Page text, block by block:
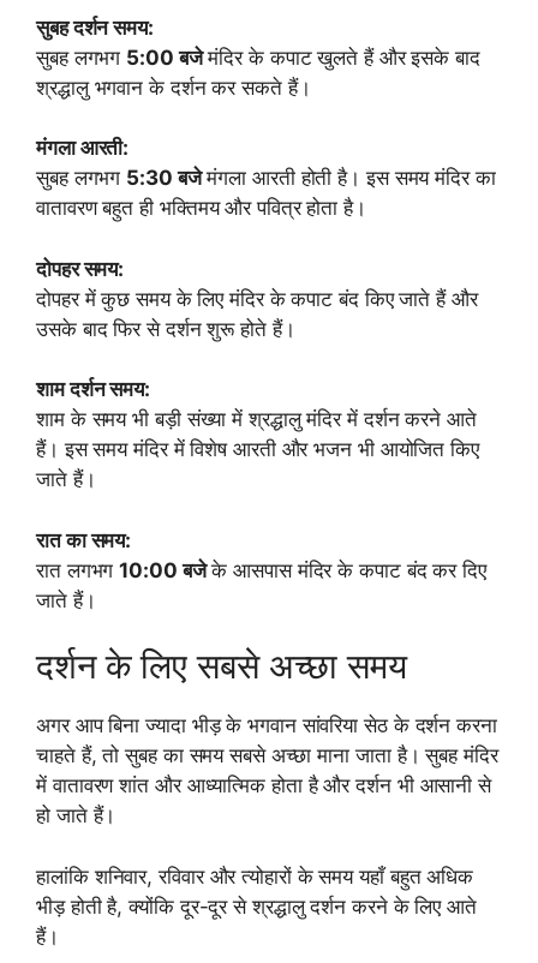
सुबह दर्शन समय:
सुबह लगभग 5:00 बजेमंदिर के कपाट खुलते हैं और इसके बाद
श्रद्धालु भगवान के दर्शन कर सकते हैं।
मंगला आरती:
सुबह लगभग 5:30 बजेमंगला आरती होती है। इस समय मंदिर का
वातावरण बहुत ही भक्तिमय और पवित्र होता है।
दोपहर समय:
दोपहर में कुछ समय के लिए मंदिर के कपाट बंद किए जाते हैं और
उसके बाद फिर से दर्शन शुरू होते हैं।
शाम दर्शन समय:
शाम के समय भी बड़ी संख्या में श्रद्धालु मंदिर में दर्शन करने आते
हैं। इस समय मंदिर में विशेष आरती और भजन भी आयोजित किए
जाते हैं।
रात का समय:
रात लगभग10:00 बजेके आसपास मंदिर के कपाट बंद कर दिए
जाते हैं।
दर्शन के लिए सबसे अच्छा समय
अगर आप बिना ज्यादा भीड़ के भगवान सांवरिया सेठ के दर्शन करना
चाहते हैं, तो सुबह का समय सबसे अच्छा माना जाता है। सुबह मंदिर
में वातावरण शांत और आध्यात्मिक होता है और दर्शन भी आसानी से
हो जाते हैं।
हालांकि शनिवार, रविवार और त्योहारों के समय यहाँ बहुत अधिक
भीड़ होती है, क्योंकि दूर-दूर से श्रद्धालु दर्शन करने के लिए आते
हैं।